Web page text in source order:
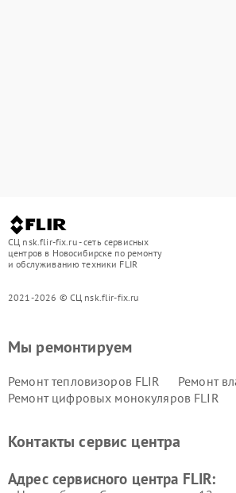
СЦ nsk.flir-fix.ru - сеть сервисных
центров в Новосибирске по ремонту
и обслуживанию техники FLIR
2021-2026 © СЦ nsk.flir-fix.ru
Мы ремонтируем
Ремонт тепловизоров FLIR
Ремонт
Ремонт цифровых монокуляров FLIR
Контакты сервис центра
Адрес сервисного центра FLIR: